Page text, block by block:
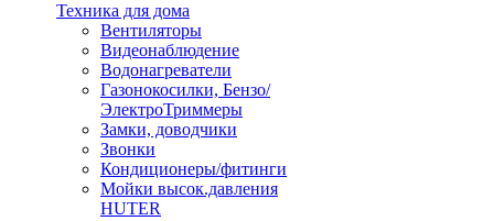
Техника для дома
Вентиляторы
Видеонаблюдение
Водонагреватели
Газонокосилки, Бензо/
ЭлектроТриммеры
Замки, доводчики
Звонки
Кондиционеры/фитинги
Мойки высок.давления
HUTER